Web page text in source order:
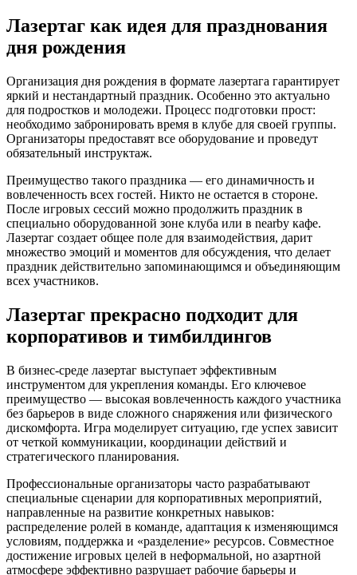
Лазертаг как идея для празднования
дня рождения
Организация дня рождения в формате лазертага гарантирует
яркий и нестандартный праздник. Особенно это актуально
для подростков и молодежи. Процесс подготовки прост:
необходимо забронировать время в клубе для своей группы.
Организаторы предоставят все оборудование и проведут
обязательный инструктаж.
Преимущество такого праздника — его динамичность и
вовлеченность всех гостей. Никто не остается в стороне.
После игровых сессий можно продолжить праздник в
специально оборудованной зоне клуба или в nearby кафе.
Лазертаг создает общее поле для взаимодействия, дарит
множество эмоций и моментов для обсуждения, что делает
праздник действительно запоминающимся и объединяющим
всех участников.
Лазертаг прекрасно подходит для
корпоративов и тимбилдингов
В бизнес-среде лазертаг выступает эффективным
инструментом для укрепления команды. Его ключевое
преимущество — высокая вовлеченность каждого участника
без барьеров в виде сложного снаряжения или физического
дискомфорта. Игра моделирует ситуацию, где успех зависит
от четкой коммуникации, координации действий и
стратегического планирования.
Профессиональные организаторы часто разрабатывают
специальные сценарии для корпоративных мероприятий,
направленные на развитие конкретных навыков:
распределение ролей в команде, адаптация к изменяющимся
условиям, поддержка и «разделение» ресурсов. Совместное
достижение игровых целей в неформальной, но азартной
атмосфере эффективно разрушает рабочие барьеры и